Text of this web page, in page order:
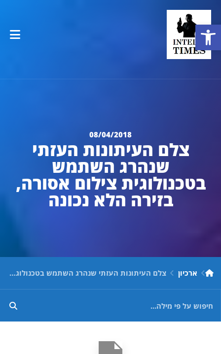
08/04/2018
צלם העיתונות העזתי
שנהרג השתמש
בטכנולוגית צילום אסורה,
בזירה הלא נכונה
ארכיון צלם העיתונות העזתי שנהרג השתמש בטכנולוגית צילום אסורה, בזירה הלא נכונה
פתח סרגל נגישות